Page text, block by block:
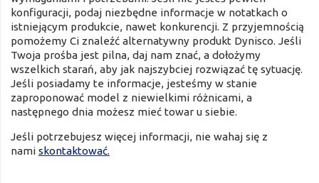
konfiguracji, podaj niezbędne informacje w notatkach o
istniejącym produkcie, nawet konkurencji. Z przyjemnością
pomożemy Ci znaleźć alternatywny produkt Dynisco. Jeśli
Twoja prośba jest pilna, daj nam znać, a dołożymy
wszelkich starań, aby jak najszybciej rozwiązać tę sytuację.
Jeśli posiadamy te informacje, jesteśmy w stanie
zaproponować model z niewielkimi różnicami, a
następnego dnia możesz mieć towar u siebie.
Jeśli potrzebujesz więcej informacji, nie wahaj się z
nami skontaktować.